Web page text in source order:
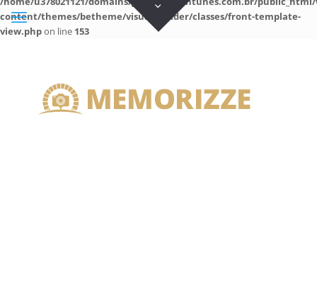
content/themes/betheme/visual-builder/classes/front-template-
view.phpon line 153